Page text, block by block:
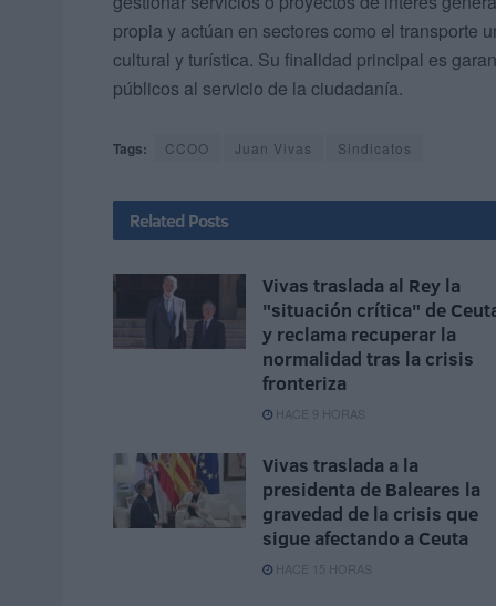
propia y actúan en sectores como el transporte
cultural y turística. Su finalidad principal es
públicos al servicio de la ciudadanía.
Tags: CCOO Juan Vivas Sindicatos
Related Posts
Vivas traslada al Rey la
"situación crítica" de
y reclama recuperar la
normalidad tras la crisis
fronteriza
HACE 9 HORAS
Vivas traslada a la
presidenta de Baleares la
gravedad de la crisis que
sigue afectando a Ceuta
HACE 15 HORAS